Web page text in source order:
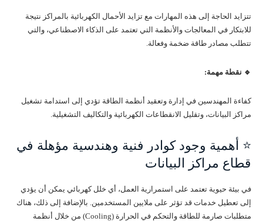
تتزايد الحاجة إلى هذه المهارات مع تزايد الأحمال الكهربائية بالمراكز نتيجة
للابتكار في المعالجات والأنظمة التي تعتمد على الذكاء الاصطناعي، والتي
تتطلب مصادر طاقة ضخمة وفعالة.
🔹 نقطة مهمة:
كفاءة المهندسين في إدارة وتعقيد أنظمة الطاقة تؤدي إلى استدامة تشغيل
مراكز البيانات، وتقليل الانقطاعات الكهربائية والتكاليف التشغيلية.
⭐ أهمية وجود كوادر فنية وهندسية مؤهلة في
قطاع مراكز البيانات
في بيئة حيوية تعتمد على استمرارية العمل، أي خلل كهربائي يمكن أن يؤدي
إلى تعطيل خدمات قد تؤثر على ملايين المستخدمين. بالإضافة إلى ذلك، هناك
متطلبات صارمة للطاقة والتحكم في الحرارة (Cooling) من خلال أنظمة